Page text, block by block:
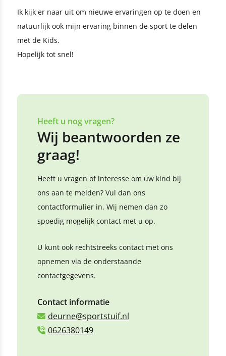
Ik kijk er naar uit om nieuwe ervaringen op te doen en
natuurlijk ook mijn ervaring binnen de sport te delen
met de Kids.
Hopelijk tot snel!
Heeft u nog vragen?
Wij beantwoorden ze
graag!
Heeft u vragen of interesse om uw kind bij
ons aan te melden? Vul dan ons
contactformulier in. Wij nemen dan zo
spoedig mogelijk contact met u op.
U kunt ook rechtstreeks contact met ons
opnemen via de onderstaande
contactgegevens.
Contact informatie
deurne@sportstuif.nl
0626380149